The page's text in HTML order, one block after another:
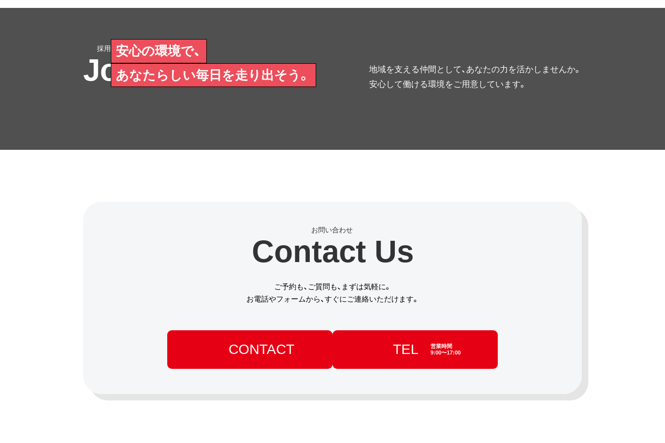
Join Us
地域を支える仲間として、あなたの力を活かしませんか。
安心して働ける環境をご用意しています。
安心の環境で、
あなたらしい毎日を走り出そう。
Contact Us
ご予約も、ご質問も、まずは気軽に。
お電話やフォームから、すぐにご連絡いただけます。
CONTACT TEL
営業時間
9:00〜17:00